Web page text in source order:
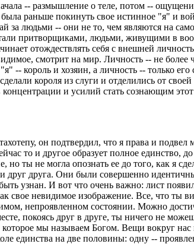
-- размышление о теле, потом --
раньше покинуть свое истинное "я" и
за людьми -- они не то, чем являются на
притворщиками, людьми, живущими в
отождествлять себя с внешней
смотрит на мир. Личность -- не
-- король и хозяин, а личность -- только
короля из слуги и отделились от
и усилий стать сознающим
он подтвердил, что я права и
то и другое образует полное единство,
но ты не могла опознать ее до того, как я
друг друга. Они были совершенно
узнан. И вот что очень важно: лист
свое невидимое изображение. Все, что ты
непроявленном состоянии. Можно
покоясь друг в друге, ты ничего не
мы называем Богом. Вещи вокруг
единства на две половины: одну --